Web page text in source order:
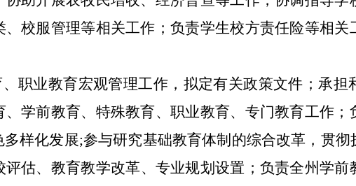
校服管理等相关工作；负责学生校方责任险等相
职业教育宏观管理工作 ，拟定有关政策文件；承
学前教育、特殊教育、职业教育、专门教育工作；
多样化发展;参与研究基础教育体制的综合改革，贯
估、 教育教学改革、专业规划设置 ；负责全州学